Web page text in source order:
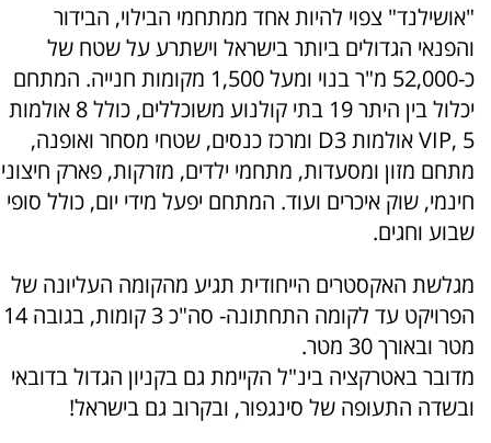
"אושילנד" צפוי להיות אחד ממתחמי הבילוי, הבידור
והפנאי הגדולים ביותר בישראל וישתרע על שטח של
כ-52,000 מ"ר בנוי ומעל 1,500 מקומות חנייה. המתחם
יכלול בין היתר 19 בתי קולנוע משוכללים, כולל 8 אולמות
VIP, 5 אולמות D3 ומרכז כנסים, שטחי מסחר ואופנה,
מתחם מזון ומסעדות, מתחמי ילדים, מזרקות, פארק חיצוני
חינמי, שוק איכרים ועוד. המתחם יפעל מידי יום, כולל סופי
שבוע וחגים.
מגלשת האקסטרים הייחודית תגיע מהקומה העליונה של
הפרויקט עד לקומה התחתונה- סה"כ 3 קומות, בגובה 14
מטר ובאורך 30 מטר.
מדובר באטרקציה בינ"ל הקיימת גם בקניון הגדול בדובאי
ובשדה התעופה של סינגפור, ובקרוב גם בישראל!